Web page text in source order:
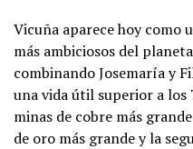
Vicuña aparece hoy como
más ambiciosos del
combinando Josemaría y
una vida útil superior a los
minas de cobre más
de oro más grande y la